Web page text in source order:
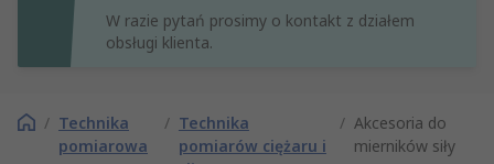
W razie pytań prosimy o kontakt z działem
obsługi klienta.
/ Technika
pomiarowa
/ Technika
pomiarów ciężaru i
/ Akcesoria do
mierników siły